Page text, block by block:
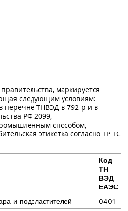
маркируется
следующим условиям:
перечне ТНВЭД в 792-р и в
РФ 2099,
способом,
этикетка согласно ТР ТС
Код
ТН
ВЭД
ЕАЭС
и подсластителей
0401